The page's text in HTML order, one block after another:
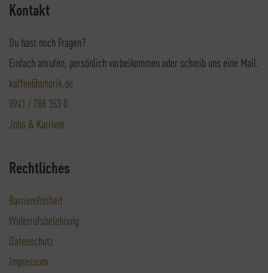
Kontakt
Du hast noch Fragen?
Einfach anrufen, persönlich vorbeikommen oder schreib uns eine Mail.
kaffee@rehorik.de
0941 / 788 353 0
Jobs & Karriere
Rechtliches
Barrierefreiheit
Widerrufsbelehrung
Datenschutz
Impressum